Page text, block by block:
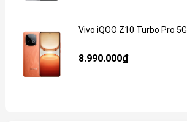
Vivo iQOO Z10 Turbo Pro 5G
8.990.000₫